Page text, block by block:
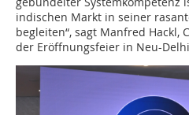
indischen Markt in seiner
begleiten“, sagt Manfred Hackl,
der Eröffnungsfeier in Neu-